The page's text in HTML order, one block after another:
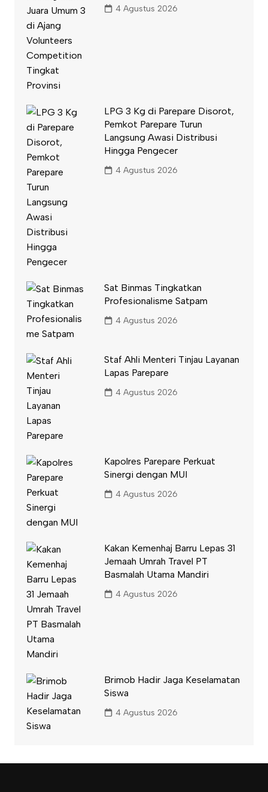
4 Agustus 2026
LPG 3 Kg di Parepare Disorot,
Pemkot Parepare Turun
Langsung Awasi Distribusi
Hingga Pengecer
4 Agustus 2026
Sat Binmas Tingkatkan
Profesionalisme Satpam
4 Agustus 2026
Staf Ahli Menteri Tinjau Layanan
Lapas Parepare
4 Agustus 2026
Kapolres Parepare Perkuat
Sinergi dengan MUI
4 Agustus 2026
Kakan Kemenhaj Barru Lepas 31
Jemaah Umrah Travel PT
Basmalah Utama Mandiri
4 Agustus 2026
Brimob Hadir Jaga Keselamatan
Siswa
4 Agustus 2026